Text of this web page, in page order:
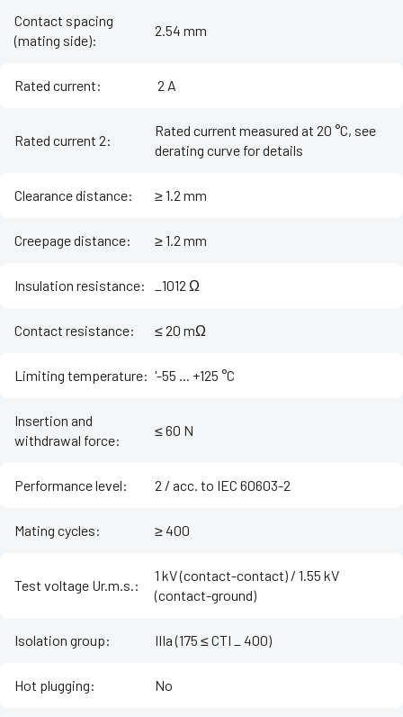
Contact spacing
(mating side):
2.54 mm
Rated current: ‌ 2 A
Rated current 2:
Rated current measured at 20 °C, see
derating curve for details
Clearance distance: ≥ 1.2 mm
Creepage distance: ≥ 1.2 mm
Insulation resistance: _1012 Ω
Contact resistance: ≤ 20 mΩ
Limiting temperature: '-55 ... +125 °C
Insertion and
withdrawal force:
≤ 60 N
Performance level: 2 / acc. to IEC 60603-2
Mating cycles: ≥ 400
Test voltage Ur.m.s.:
1 kV (contact-contact) / 1.55 kV
(contact-ground)
Isolation group: IIIa (175 ≤ CTI _ 400)
Hot plugging: No